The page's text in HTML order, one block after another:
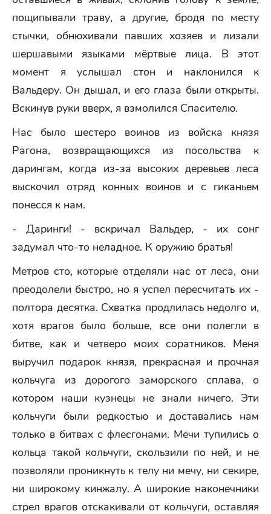
пощипывали траву, а другие, бродя по месту
стычки, обнюхивали павших хозяев и лизали
шершавыми языками мёртвые лица. В этот
момент я услышал стон и наклонился к
Вальдеру. Он дышал, и его глаза были открыты.
Вскинув руки вверх, я взмолился Спасителю.
Нас было шестеро воинов из войска князя
Рагона, возвращающихся из посольства к
дарингам, когда из-за высоких деревьев леса
выскочил отряд конных воинов и с гиканьем
понесся к нам.
- Даринги! - вскричал Вальдер, - их сонг
задумал что-то неладное. К оружию братья!
Метров сто, которые отделяли нас от леса, они
преодолели быстро, но я успел пересчитать их -
полтора десятка. Схватка продлилась недолго и,
хотя врагов было больше, все они полегли в
битве, как и четверо моих соратников. Меня
выручил подарок князя, прекрасная и прочная
кольчуга из дорогого заморского сплава, о
котором наши кузнецы не знали ничего. Эти
кольчуги были редкостью и доставались нам
только в битвах с флесгонами. Мечи тупились о
кольца такой кольчуги, скользили по ней, и не
позволяли проникнуть к телу ни мечу, ни секире,
ни широкому кинжалу. А широкие наконечники
стрел врагов отскакивали от кольчуги, оставляя